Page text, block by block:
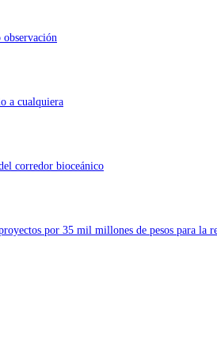
observación
a cualquiera
corredor bioceánico
por 35 mil millones de pesos para la